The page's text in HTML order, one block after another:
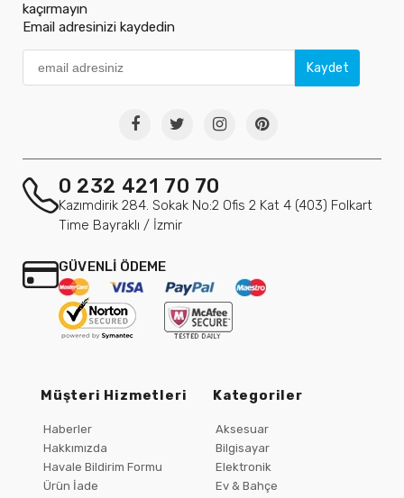
kaçırmayın
Email adresinizi kaydedin
Kaydet
0 232 421 70 70
Kazımdirik 284. Sokak No:2 Ofis 2 Kat 4 (403) Folkart
Time Bayraklı / İzmir
GÜVENLİ ÖDEME
Müşteri Hizmetleri
Haberler
Hakkımızda
Havale Bildirim Formu
Ürün İade
Kategoriler
Aksesuar
Bilgisayar
Elektronik
Ev & Bahçe